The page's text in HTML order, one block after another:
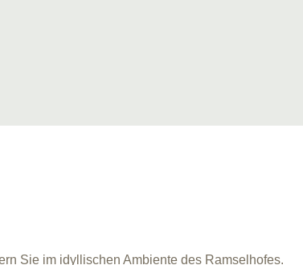
Sie im idyllischen Ambiente des Ramselhofes.